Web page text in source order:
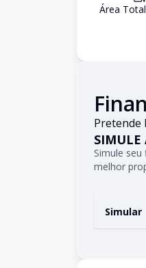
Área Total
Pretende
SIMULE
Simule
melhor
Simular